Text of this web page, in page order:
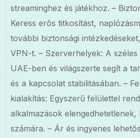
streaminghez és játékhoz. –
Keress erős titkosítást,
további biztonsági
VPN-t. – Szerverhelyek: A
UAE-ben és világszerte segít a
és a kapcsolat stabilitásában. –
kialakítás: Egyszerű felülettel
alkalmazások
számára. – Ár és ingyenes